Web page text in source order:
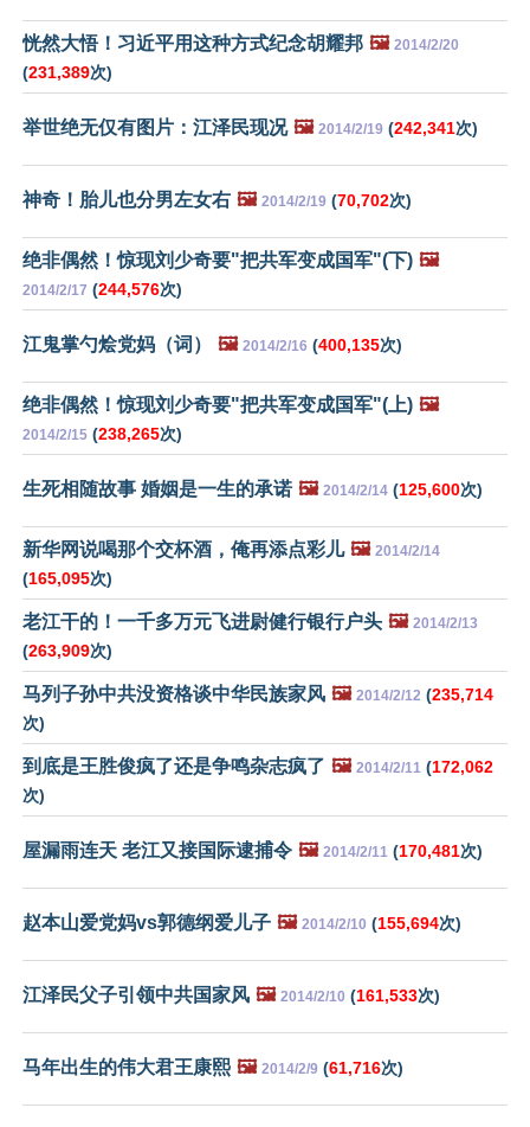
恍然大悟！习近平用这种方式纪念胡耀邦 🖼️ 2014/2/20
(231,389次)
举世绝无仅有图片：江泽民现况 🖼️ 2014/2/19 (242,341次)
神奇！胎儿也分男左女右 🖼️ 2014/2/19 (70,702次)
绝非偶然！惊现刘少奇要"把共军变成国军"(下) 🖼️
2014/2/17 (244,576次)
江鬼掌勺烩党妈（词） 🖼️ 2014/2/16 (400,135次)
绝非偶然！惊现刘少奇要"把共军变成国军"(上) 🖼️
2014/2/15 (238,265次)
生死相随故事 婚姻是一生的承诺 🖼️ 2014/2/14 (125,600次)
新华网说喝那个交杯酒，俺再添点彩儿 🖼️ 2014/2/14
(165,095次)
老江干的！一千多万元飞进尉健行银行户头 🖼️ 2014/2/13
(263,909次)
马列子孙中共没资格谈中华民族家风 🖼️ 2014/2/12 (235,714
次)
到底是王胜俊疯了还是争鸣杂志疯了 🖼️ 2014/2/11 (172,062
次)
屋漏雨连天 老江又接国际逮捕令 🖼️ 2014/2/11 (170,481次)
赵本山爱党妈vs郭德纲爱儿子 🖼️ 2014/2/10 (155,694次)
江泽民父子引领中共国家风 🖼️ 2014/2/10 (161,533次)
马年出生的伟大君王康熙 🖼️ 2014/2/9 (61,716次)